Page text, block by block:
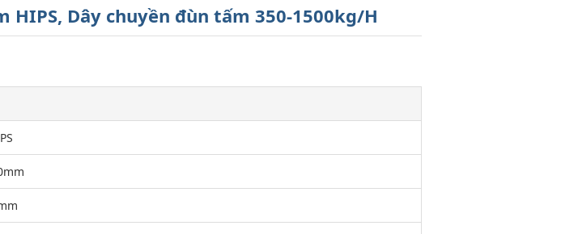
HIPS, Dây chuyền đùn tấm 350-1500kg/H